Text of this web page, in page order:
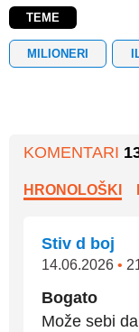
TEME
MILIONERI
KOMENTARI
HRONOLOŠKI
Stiv d boj
14.06.2026 •
Bogato
Može sebi